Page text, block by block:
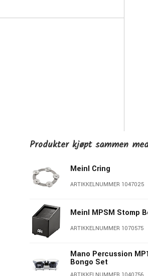
Produkter kjøpt sammen
Meinl Cring
ARTIKKELNUMMER 1047025
Meinl MPSM Stomp
ARTIKKELNUMMER 1070575
Mano Percussion
Bongo Set